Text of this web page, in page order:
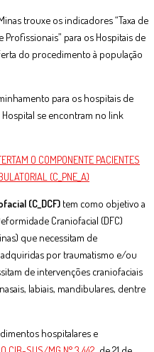
trouxe os indicadores “Taxa de
Profissionais” para os Hospitais de
do procedimento à população
para os hospitais de
se encontram no link
O COMPONENTE PACIENTES
(C_PNE_A)
(C_DCF) tem como objetivo a
Craniofacial (DFC)
que necessitam de
por traumatismo e/ou
de intervenções craniofaciais
labiais, mandibulares, dentre
hospitalares e